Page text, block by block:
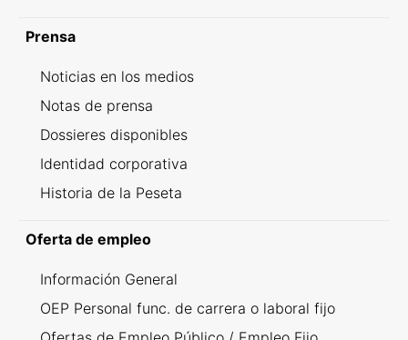
Prensa
Noticias en los medios
Notas de prensa
Dossieres disponibles
Identidad corporativa
Historia de la Peseta
Oferta de empleo
Información General
OEP Personal func. de carrera o laboral fijo